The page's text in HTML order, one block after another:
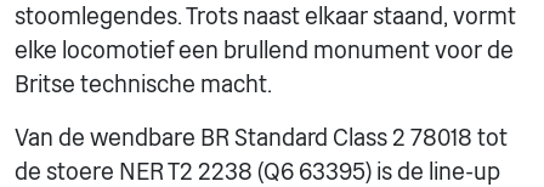
stoomlegendes. Trots naast elkaar staand, vormt
elke locomotief een brullend monument voor de
Britse technische macht.
Van de wendbare BR Standard Class 2 78018 tot
de stoere NER T2 2238 (Q6 63395) is de line-up